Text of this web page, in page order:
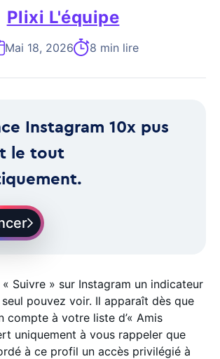
Plixi L'équipe
Mai 18, 2026 8 min lire
Instagram 10x pus
le tout
Suivre » sur Instagram un indicateur
pouvez voir. Il apparaît dès que
compte à votre liste d’« Amis
uniquement à vous rappeler que
à ce profil un accès privilégié à